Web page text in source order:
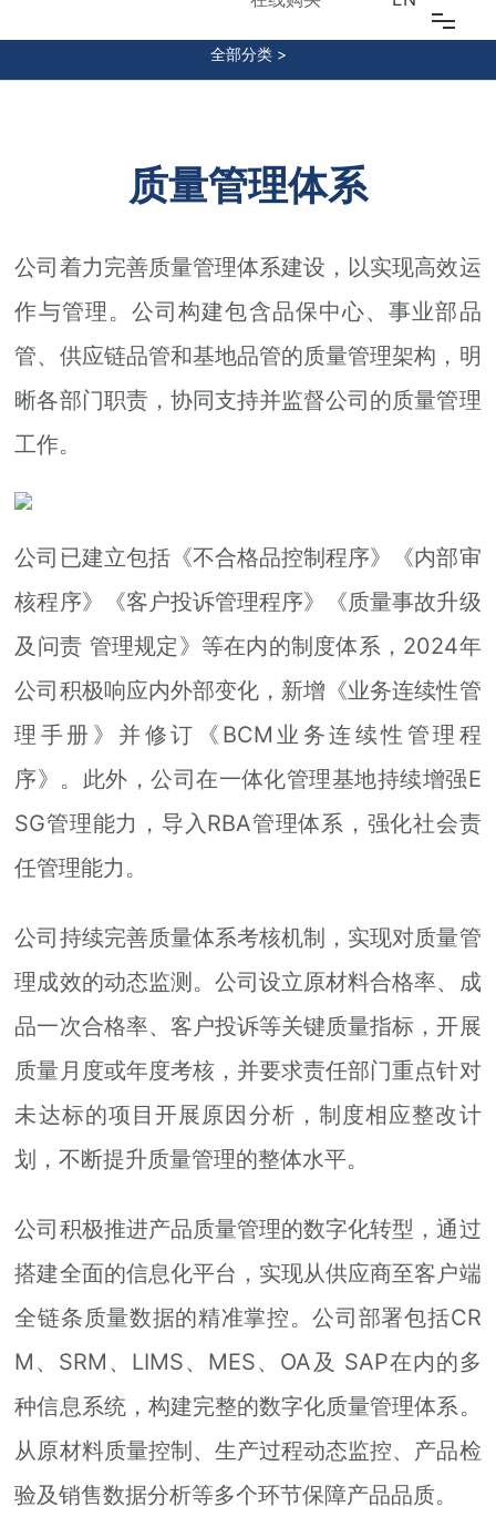
首页
江南（中国）
研发创新
江南（中国）
可持续发展
全部分类 >
质量管理体系
公司着力完善质量管理体系建设，以实现高效运
作与管理。公司构建包含品保中心、事业部品
管、供应链品管和基地品管的质量管理架构，明
晰各部门职责，协同支持并监督公司的质量管理
工作。
公司已建立包括《不合格品控制程序》《内部审
核程序》《客户投诉管理程序》《质量事故升级
及问责 管理规定》等在内的制度体系，2024年
公司积极响应内外部变化，新增《业务连续性管
理手册》并修订《BCM业务连续性管理程
序》。此外，公司在一体化管理基地持续增强E
SG管理能力，导入RBA管理体系，强化社会责
任管理能力。
公司持续完善质量体系考核机制，实现对质量管
理成效的动态监测。公司设立原材料合格率、成
品一次合格率、客户投诉等关键质量指标，开展
质量月度或年度考核，并要求责任部门重点针对
未达标的项目开展原因分析，制度相应整改计
划，不断提升质量管理的整体水平。
公司积极推进产品质量管理的数字化转型，通过
搭建全面的信息化平台，实现从供应商至客户端
全链条质量数据的精准掌控。公司部署包括CR
M、SRM、LIMS、MES、OA及 SAP在内的多
种信息系统，构建完整的数字化质量管理体系。
从原材料质量控制、生产过程动态监控、产品检
验及销售数据分析等多个环节保障产品品质。